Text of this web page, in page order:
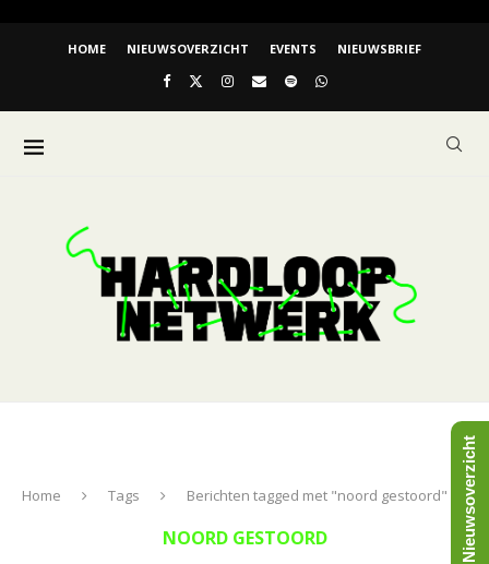
HOME NIEUWSOVERZICHT EVENTS NIEUWSBRIEF
Home Tags Berichten tagged met "noord gestoord"
NOORD GESTOORD Nieuwsoverzicht